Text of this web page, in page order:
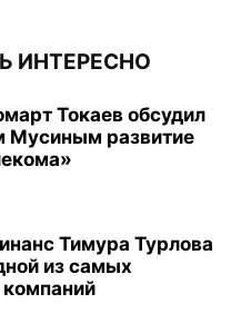
ИНТЕРЕСНО
Токаев обсудил
Мусиным развитие
Тимура Турлова
из самых